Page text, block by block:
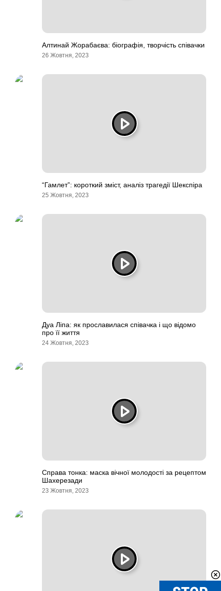
Алтинай Жорабаєва: біографія, творчість співачки
26 Жовтня, 2023
“Гамлет”: короткий зміст, аналіз трагедії Шекспіра
25 Жовтня, 2023
Дуа Ліпа: як прославилася співачка і що відомо
про її життя
24 Жовтня, 2023
Справа тонка: маска вічної молодості за рецептом
Шахерезади
23 Жовтня, 2023